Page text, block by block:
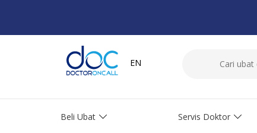
EN
Beli Ubat Servis Doktor